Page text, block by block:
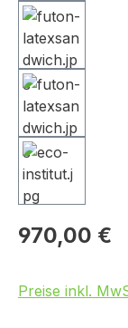
970,00 €
Preise inkl.